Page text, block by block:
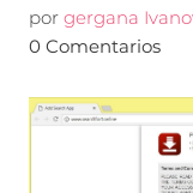
por gergana
0 Comentarios